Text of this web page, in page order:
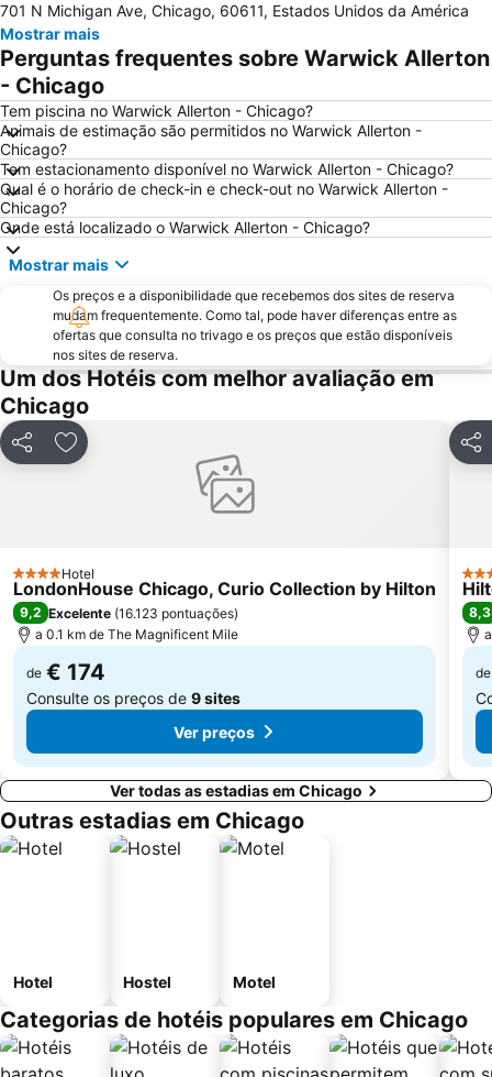
River North
Chicago Riverwalk
Navy Pier
Wicker Park
Aragon Ballroom
701 N Michigan Ave, Chicago, 60611, Estados Unidos da América
Mostrar mais
Perguntas frequentes sobre Warwick Allerton
- Chicago
Tem piscina no Warwick Allerton - Chicago?
Animais de estimação são permitidos no Warwick Allerton -
Chicago?
Tem estacionamento disponível no Warwick Allerton - Chicago?
Qual é o horário de check-in e check-out no Warwick Allerton -
Chicago?
Onde está localizado o Warwick Allerton - Chicago?
Mostrar mais
Os preços e a disponibilidade que recebemos dos sites de reserva
mudam frequentemente. Como tal, pode haver diferenças entre as
ofertas que consulta no trivago e os preços que estão disponíveis
nos sites de reserva.
Um dos Hotéis com melhor avaliação em
Chicago
PartilharAdicionar aos favoritos
4 Estrelas
Hotel
LondonHouse Chicago, Curio Collection by Hilton
9,2 Excelente (16.123 pontuações)
a 0.1 km de The Magnificent Mile
de € 174
Consulte os preços de 9 sites
Ver preços
4
8,3
de
Ver todas as estadias em Chicago
Outras estadias em Chicago
Hotel Hostel Motel
Categorias de hotéis populares em Chicago